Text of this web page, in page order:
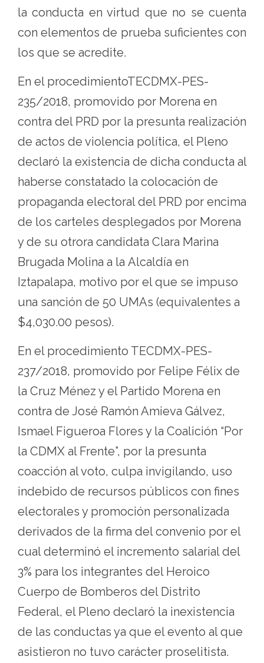
la conducta en virtud que no se cuenta
con elementos de prueba suficientes con
los que se acredite.
En el procedimientoTECDMX-PES-
235/2018, promovido por Morena en
contra del PRD por la presunta realización
de actos de violencia política, el Pleno
declaró la existencia de dicha conducta al
haberse constatado la colocación de
propaganda electoral del PRD por encima
de los carteles desplegados por Morena
y de su otrora candidata Clara Marina
Brugada Molina a la Alcaldía en
Iztapalapa, motivo por el que se impuso
una sanción de 50 UMAs (equivalentes a
$4,030.00 pesos).
En el procedimiento TECDMX-PES-
237/2018, promovido por Felipe Félix de
la Cruz Ménez y el Partido Morena en
contra de José Ramón Amieva Gálvez,
Ismael Figueroa Flores y la Coalición “Por
la CDMX al Frente”, por la presunta
coacción al voto, culpa invigilando, uso
indebido de recursos públicos con fines
electorales y promoción personalizada
derivados de la firma del convenio por el
cual determinó el incremento salarial del
3% para los integrantes del Heroico
Cuerpo de Bomberos del Distrito
Federal, el Pleno declaró la inexistencia
de las conductas ya que el evento al que
asistieron no tuvo carácter proselitista.